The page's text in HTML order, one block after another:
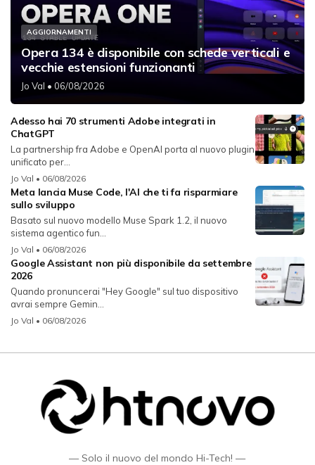
AGGIORNAMENTI
Opera 134 è disponibile con schede verticali e
vecchie estensioni funzionanti
Jo Val • 06/08/2026
Adesso hai 70 strumenti Adobe integrati in
ChatGPT
La partnership fra Adobe e OpenAI porta al nuovo plugin
unificato per...
Jo Val • 06/08/2026
Meta lancia Muse Code, l'AI che ti fa risparmiare
sullo sviluppo
Basato sul nuovo modello Muse Spark 1.2, il nuovo
sistema agentico fun...
Jo Val • 06/08/2026
Google Assistant non più disponibile da settembre
2026
Quando pronuncerai "Hey Google" sul tuo dispositivo
avrai sempre Gemin...
Jo Val • 06/08/2026
— Solo il nuovo del mondo Hi-Tech! —